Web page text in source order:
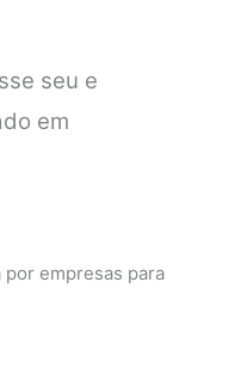
seu e
em
empresas para